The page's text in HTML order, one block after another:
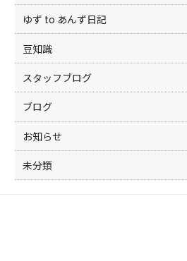
ゆず to あんず日記
豆知識
スタッフブログ
ブログ
お知らせ
未分類